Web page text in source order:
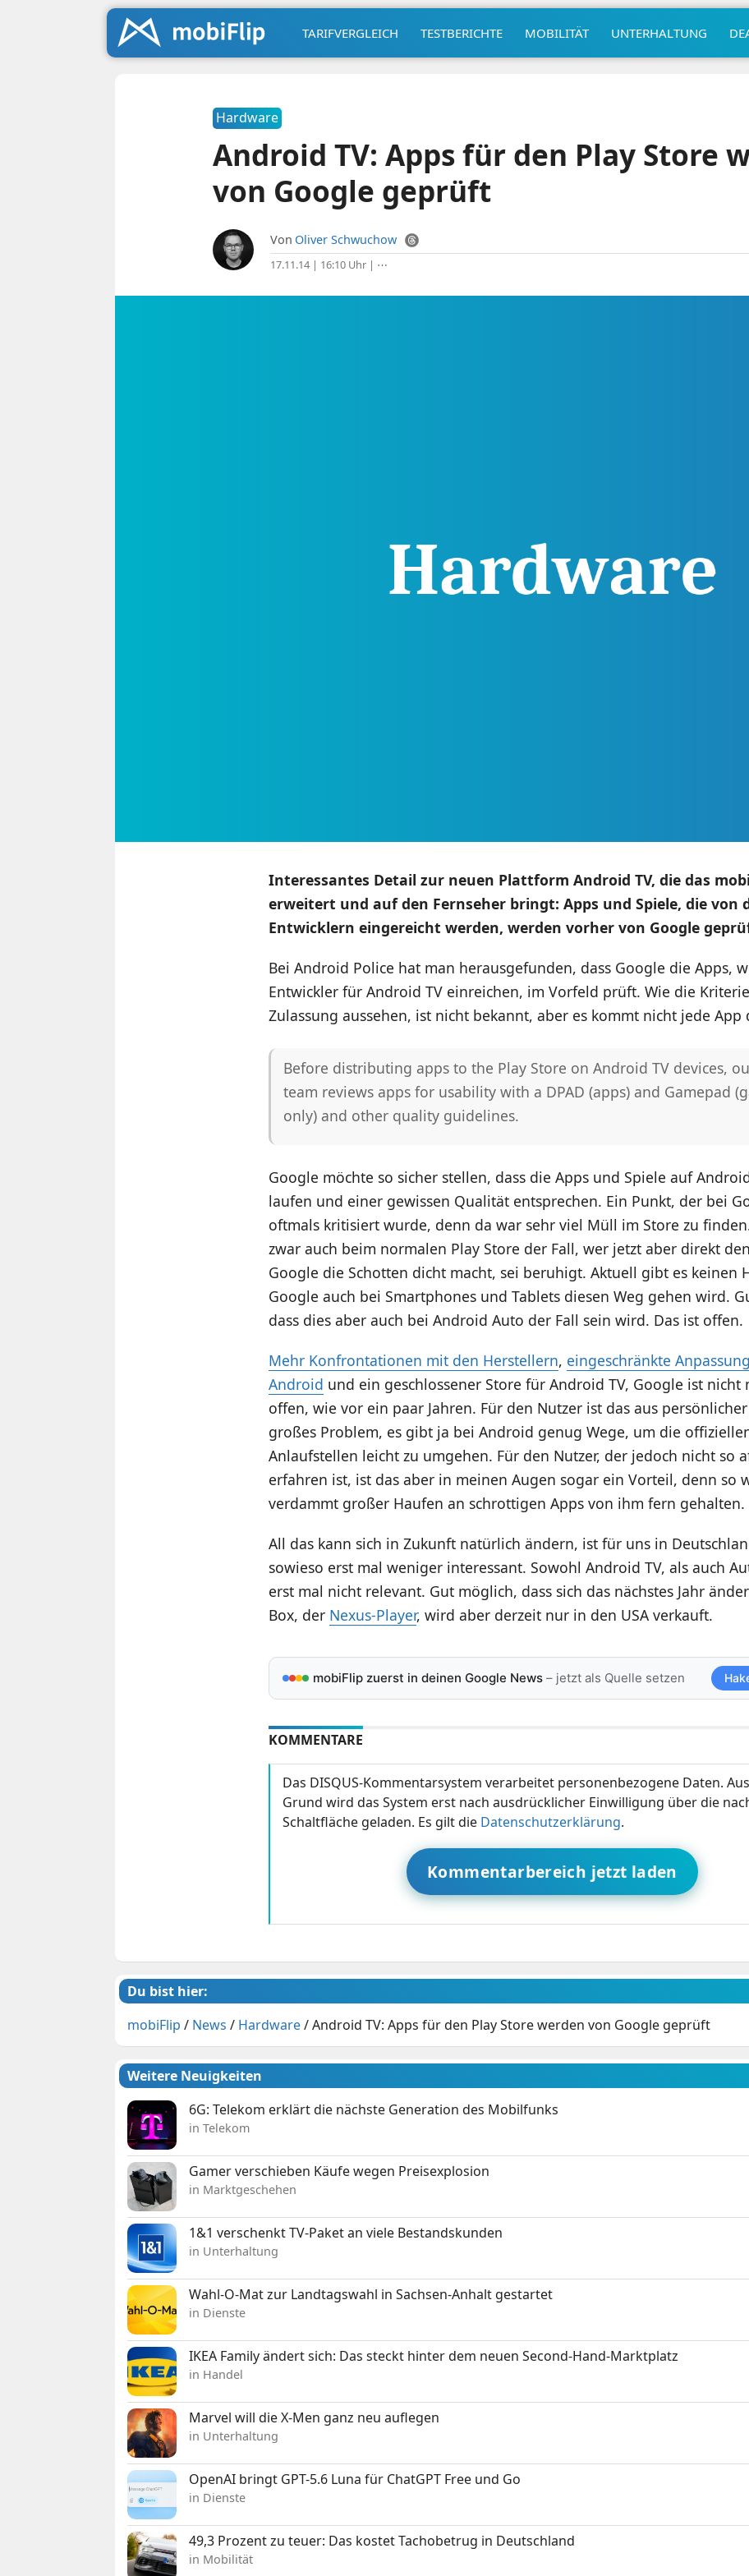
TARIFVERGLEICH TESTBERICHTE MOBILITÄT UNTERHALTUNG
Hardware
Android TV: Apps für den Play Store
von Google geprüft
Von Oliver Schwuchow
17.11.14 | 16:10 Uhr| ⋯
Interessantes Detail zur neuen Plattform Android TV, die das
erweitert und auf den Fernseher bringt: Apps und Spiele, die von
Entwicklern eingereicht werden, werden vorher von Google
Bei Android Police hat man herausgefunden, dass Google die Apps,
Entwickler für Android TV einreichen, im Vorfeld prüft. Wie die
Zulassung aussehen, ist nicht bekannt, aber es kommt nicht jede App
Before distributing apps to the Play Store on Android TV devices,
team reviews apps for usability with a DPAD (apps) and Gamepad
only) and other quality guidelines.
Google möchte so sicher stellen, dass die Apps und Spiele auf
laufen und einer gewissen Qualität entsprechen. Ein Punkt, der bei
oftmals kritisiert wurde, denn da war sehr viel Müll im Store zu
zwar auch beim normalen Play Store der Fall, wer jetzt aber direkt
Google die Schotten dicht macht, sei beruhigt. Aktuell gibt es keinen
Google auch bei Smartphones und Tablets diesen Weg gehen wird.
dass dies aber auch bei Android Auto der Fall sein wird. Das ist offen.
Mehr Konfrontationen mit den Herstellern, eingeschränkte
Android und ein geschlossener Store für Android TV, Google ist nicht
offen, wie vor ein paar Jahren. Für den Nutzer ist das aus
großes Problem, es gibt ja bei Android genug Wege, um die
Anlaufstellen leicht zu umgehen. Für den Nutzer, der jedoch nicht so
erfahren ist, ist das aber in meinen Augen sogar ein Vorteil, denn so
verdammt großer Haufen an schrottigen Apps von ihm fern gehalten.
All das kann sich in Zukunft natürlich ändern, ist für uns in
sowieso erst mal weniger interessant. Sowohl Android TV, als auch
erst mal nicht relevant. Gut möglich, dass sich das nächstes Jahr
Box, der Nexus-Player, wird aber derzeit nur in den USA verkauft.
mobiFlip zuerst in deinen Google News– jetzt als Quelle setzen
KOMMENTARE
Das DISQUS-Kommentarsystem verarbeitet personenbezogene Daten.
Grund wird das System erst nach ausdrücklicher Einwilligung über die
Schaltfläche geladen. Es gilt die Datenschutzerklärung.
Kommentarbereich jetzt laden
Du bist hier:
mobiFlip / News / Hardware/Android TV: Apps für den Play Store werden von Google geprüft
Weitere Neuigkeiten
6G: Telekom erklärt die nächste Generation des Mobilfunks
in Telekom
Gamer verschieben Käufe wegen Preisexplosion
in Marktgeschehen
1&1 verschenkt TV-Paket an viele Bestandskunden
in Unterhaltung
Wahl-O-Mat zur Landtagswahl in Sachsen-Anhalt gestartet
in Dienste
IKEA Family ändert sich: Das steckt hinter dem neuen Second-Hand-Marktplatz
in Handel
Marvel will die X-Men ganz neu auflegen
in Unterhaltung
OpenAI bringt GPT-5.6 Luna für ChatGPT Free und Go
in Dienste
49,3 Prozent zu teuer: Das kostet Tachobetrug in Deutschland
in Mobilität